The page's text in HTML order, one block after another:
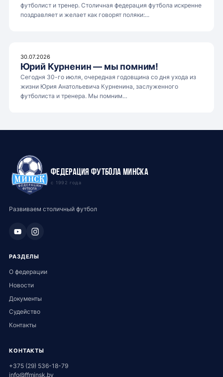
футболист и тренер. Столичная федерация футбола искренне
поздравляет и желает как говорят поляки:...
30.07.2026
Юрий Курненин — мы помним!
Сегодня 30-го июля, очередная годовщина со дня ухода из
жизни Юрия Анатольевича Курненина, заслуженного
футболиста и тренера. Мы помним…
Федерация футбола Минска
с 1992 года
Развиваем столичный футбол
РАЗДЕЛЫ
О федерации
Новости
Документы
Судейство
Контакты
КОНТАКТЫ
+375 (29) 536-18-79
info@ffminsk.by